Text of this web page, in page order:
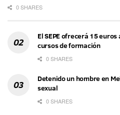
0 SHARES
El SEPE ofrecerá 15
cursos de formación
0 SHARES
Detenido un hombre en
sexual
0 SHARES